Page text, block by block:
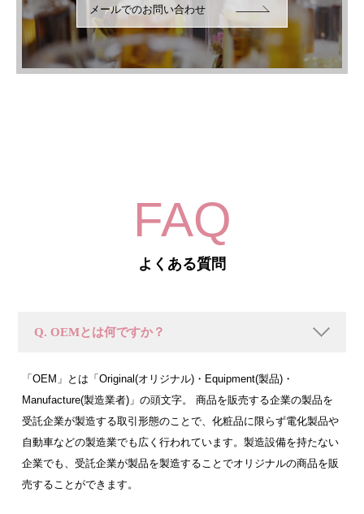
メールでのお問い合わせ
FAQ
よくある質問
Q. OEMとは何ですか？
「OEM」とは「Original(オリジナル)・Equipment(製品)・
Manufacture(製造業者)」の頭文字。 商品を販売する企業の製品を
受託企業が製造する取引形態のことで、化粧品に限らず電化製品や
自動車などの製造業でも広く行われています。製造設備を持たない
企業でも、受託企業が製品を製造することでオリジナルの商品を販
売することができます。